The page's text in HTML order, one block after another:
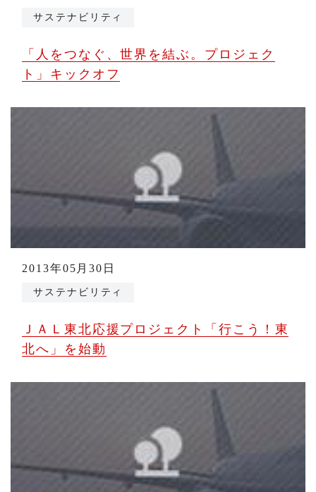
サステナビリティ
「人をつなぐ、世界を結ぶ。プロジェク
ト」キックオフ
2013年05月30日
サステナビリティ
ＪＡＬ東北応援プロジェクト「行こう！東
北へ」を始動